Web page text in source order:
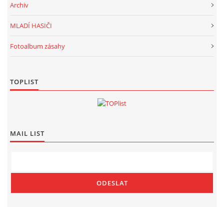
Archiv
MLADÍ HASIČI
Fotoalbum zásahy
TOPLIST
MAIL LIST